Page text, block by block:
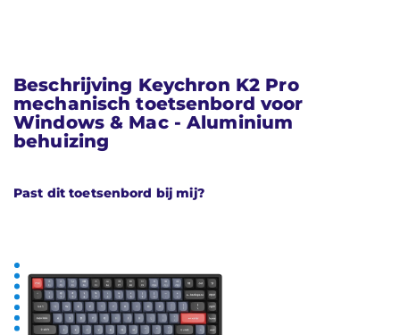
Beschrijving Keychron K2 Pro
mechanisch toetsenbord voor
Windows & Mac - Aluminium
behuizing
Past dit toetsenbord bij mij?